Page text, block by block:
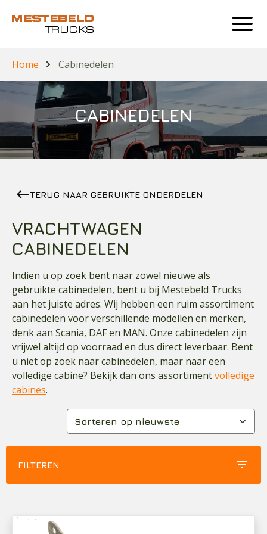
Home Cabinedelen
CABINEDELEN
westTERUG NAAR GEBRUIKTE ONDERDELEN
VRACHTWAGEN
CABINEDELEN
Indien u op zoek bent naar zowel nieuwe als
gebruikte cabinedelen, bent u bij Mestebeld Trucks
aan het juiste adres. Wij hebben een ruim assortiment
cabinedelen voor verschillende modellen en merken,
denk aan Scania, DAF en MAN. Onze cabinedelen zijn
vrijwel altijd op voorraad en dus direct leverbaar. Bent
u niet op zoek naar cabinedelen, maar naar een
volledige cabine? Bekijk dan ons assortimentvolledige
cabines.
FILTEREN filter_list